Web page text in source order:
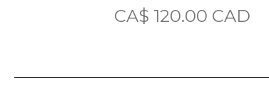
CA$ 120.00 CAD